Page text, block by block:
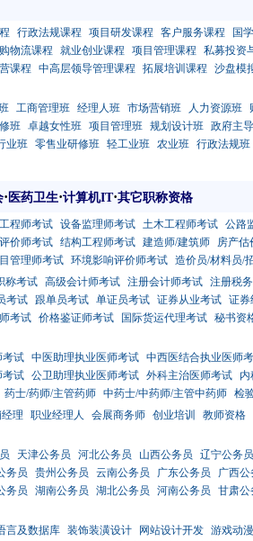
行政法规课程 项目研发课程 客户服务课程 国
物流课程 就业创业课程 项目管理课程 私募投资
课程 中高层领导管理课程 拓展培训课程 沙盘模
工商管理班 经理人班 市场营销班 人力资源班
班 卓越女性班 项目管理班 规划设计班 政府主
业班 零售业研修班 轻工业班 农业班 行政法规班
· 医药卫生·计算机IT·其它职称资格
程师考试 设备监理师考试 土木工程师考试 公路
价师考试 结构工程师考试 建造师/建筑师 房产估
管理师考试 环境影响评价师考试 造价员/材料员/
称考试 高级会计师考试 注册会计师考试 注册税
考试 跟单员考试 单证员考试 证券从业考试 证券
考试 价格鉴证师考试 国际货运代理考试 秘书资
考试 中医助理执业医师考试 中西医结合执业医师
考试 公卫助理执业医师考试 外科主治医师考试
内
药士/药师/主管药师 中药士/中药师/主管中药师 检
理 职业经理人 会展商务师 创业培训 教师资格
天津公务员 河北公务员 山西公务员 辽宁公务员
务员 贵州公务员 云南公务员 广东公务员 广西公
务员 湖南公务员 湖北公务员 河南公务员 甘肃公
言及数据库 装饰装潢设计 网站设计开发 游戏动漫